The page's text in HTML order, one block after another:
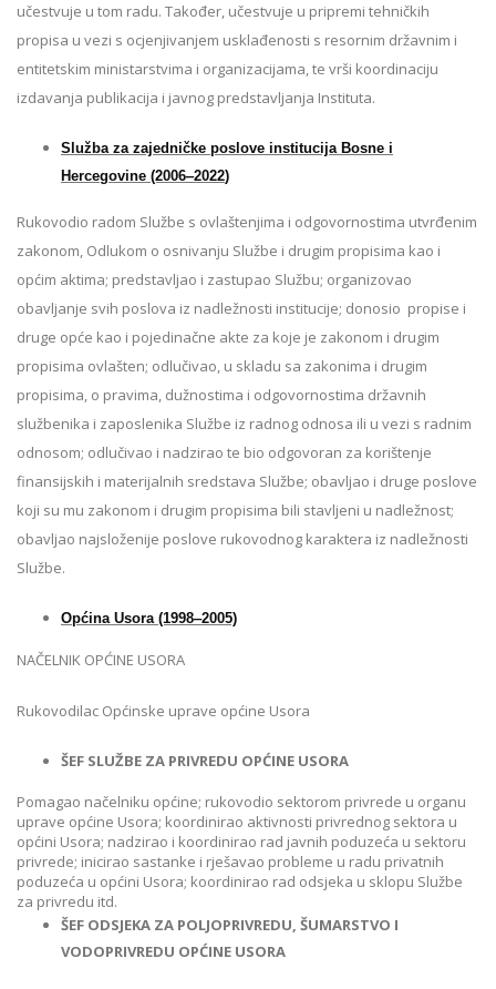
učestvuje u tom radu. Također, učestvuje u pripremi tehničkih
propisa u vezi s ocjenjivanjem usklađenosti s resornim državnim i
entitetskim ministarstvima i organizacijama, te vrši koordinaciju
izdavanja publikacija i javnog predstavljanja Instituta.
Služba za zajedničke poslove institucija Bosne i
Hercegovine (2006‒2022)
Rukovodio radom Službe s ovlaštenjima i odgovornostima utvrđenim
zakonom, Odlukom o osnivanju Službe i drugim propisima kao i
općim aktima; predstavljao i zastupao Službu; organizovao
obavljanje svih poslova iz nadležnosti institucije; donosio propise i
druge opće kao i pojedinačne akte za koje je zakonom i drugim
propisima ovlašten; odlučivao, u skladu sa zakonima i drugim
propisima, o pravima, dužnostima i odgovornostima državnih
službenika i zaposlenika Službe iz radnog odnosa ili u vezi s radnim
odnosom; odlučivao i nadzirao te bio odgovoran za korištenje
finansijskih i materijalnih sredstava Službe; obavljao i druge poslove
koji su mu zakonom i drugim propisima bili stavljeni u nadležnost;
obavljao najsloženije poslove rukovodnog karaktera iz nadležnosti
Službe.
Općina Usora (1998‒2005)
NAČELNIK OPĆINE USORA
Rukovodilac Općinske uprave općine Usora
ŠEF SLUŽBE ZA PRIVREDU OPĆINE USORA
Pomagao načelniku općine; rukovodio sektorom privrede u organu
uprave općine Usora; koordinirao aktivnosti privrednog sektora u
općini Usora; nadzirao i koordinirao rad javnih poduzeća u sektoru
privrede; inicirao sastanke i rješavao probleme u radu privatnih
poduzeća u općini Usora; koordinirao rad odsjeka u sklopu Službe
za privredu itd.
ŠEF ODSJEKA ZA POLJOPRIVREDU, ŠUMARSTVO I
VODOPRIVREDU OPĆINE USORA